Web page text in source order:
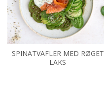
SPINATVAFLER MED RØGET
LAKS